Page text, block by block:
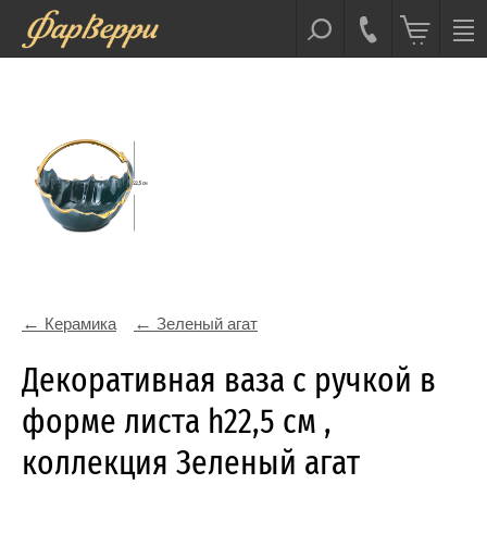
Керамика Зеленый агат
Декоративная ваза с ручкой в
форме листа h22,5 см ,
коллекция Зеленый агат